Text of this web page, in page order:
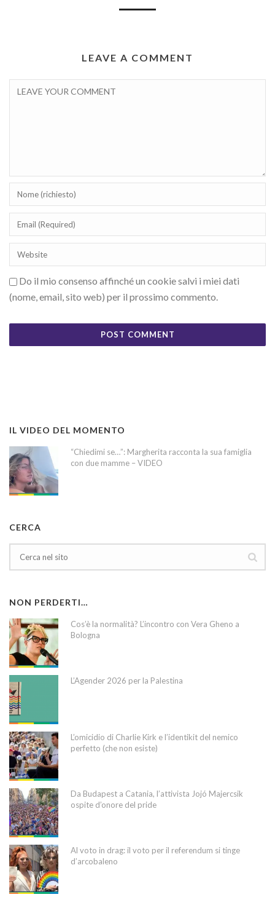
LEAVE A COMMENT
Do il mio consenso affinché un cookie salvi i miei dati
(nome, email, sito web) per il prossimo commento.
IL VIDEO DEL MOMENTO
“Chiedimi se…”: Margherita racconta la sua famiglia
con due mamme – VIDEO
CERCA
NON PERDERTI…
Cos’è la normalità? L’incontro con Vera Gheno a
Bologna
L’Agender 2026 per la Palestina
L’omicidio di Charlie Kirk e l’identikit del nemico
perfetto (che non esiste)
Da Budapest a Catania, l’attivista Jojó Majercsik
ospite d’onore del pride
Al voto in drag: il voto per il referendum si tinge
d’arcobaleno